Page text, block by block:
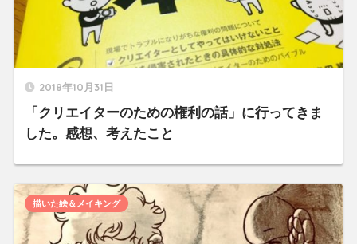
2018年10月31日
「クリエイターのための権利の話」に行ってきま
した。感想、考えたこと
描いた絵＆メイキング